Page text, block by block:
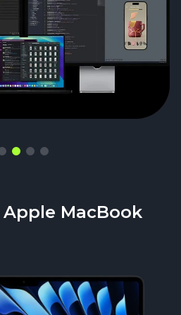
MacBook